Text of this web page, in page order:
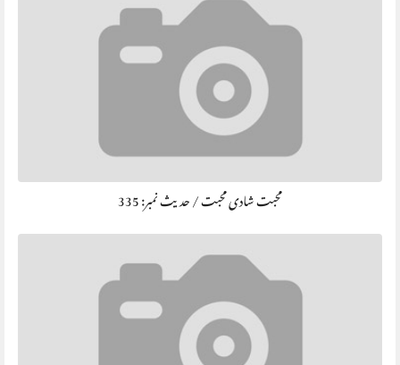
محبت شادی محبت / حديث نمبر: 335